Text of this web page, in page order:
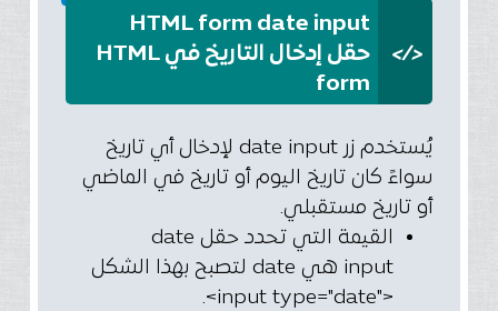
</>
HTML form date input
حقل إدخال التاريخ في HTML
form
يُستخدم زر date input لإدخال أي تاريخ
سواءً كان تاريخ اليوم أو تاريخ في الماضي
أو تاريخ مستقبلي.
القيمة التي تحدد حقل date
input هي date لتصبح بهذا الشكل
<"input type="date>.